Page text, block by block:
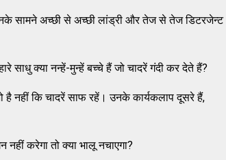
सामने अच्छी से अच्छी लांड्री और तेज से तेज डिटरजेन्ट
साधु क्या नन्हें-मुन्हें बच्चे हैं जो चादरें गंदी कर देते हैं?
नहीं कि चादरें साफ रहें। उनके कार्यकलाप दूसरे हैं,
करेगा तो क्या भालू नचाएगा?